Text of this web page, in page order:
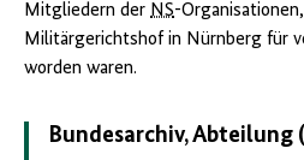
Mitgliedern der NS-
Militärgerichtshof in Nürnberg für
worden waren.
Bundesarchiv, Abteilung